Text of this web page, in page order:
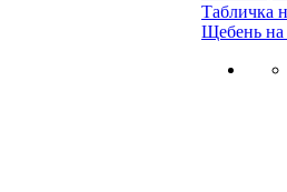
Табличка
Щебень на